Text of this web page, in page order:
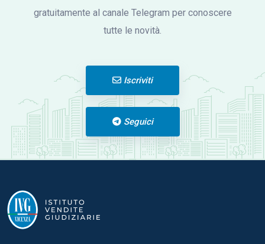
gratuitamente al canale Telegram per conoscere
tutte le novità.
Iscriviti
Seguici